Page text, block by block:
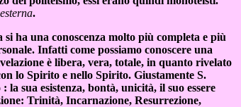
esterna.
ha una conoscenza molto più completa e più
Infatti come possiamo conoscere una
è libera, vera, totale, in quanto rivelato
lo Spirito e nello Spirito. Giustamente S.
sua esistenza, bontà, unicità, il suo essere
Trinità, Incarnazione, Resurrezione,